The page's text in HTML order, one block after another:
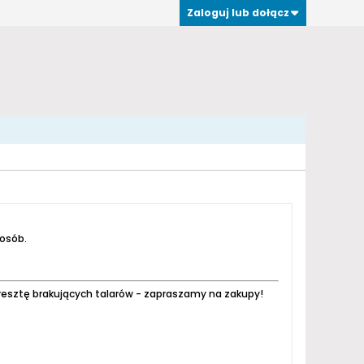
Zaloguj lub dołącz
brakujących talarów - zapraszamy na zakupy!